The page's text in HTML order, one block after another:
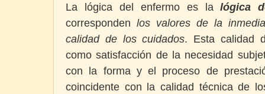
La lógica del enfermo es lalógica
corresponden los valores de la
calidad de los cuidados. Esta calidad
como satisfacción de la necesidad
con la forma y el proceso de
coincidente con la calidad técnica de